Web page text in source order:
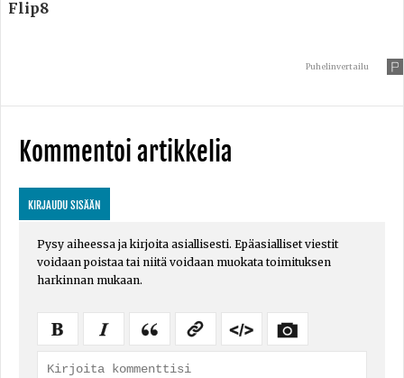
Flip8
Puhelinvertailu
Kommentoi artikkelia
KIRJAUDU SISÄÄN
Pysy aiheessa ja kirjoita asiallisesti. Epäasialliset viestit
voidaan poistaa tai niitä voidaan muokata toimituksen
harkinnan mukaan.